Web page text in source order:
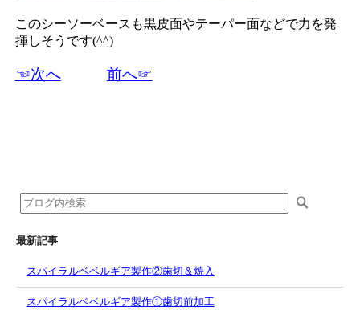
このシーソーベースも黒皮面やテーパー面などで力を発
揮しそうです(^^)
☜次へ 前へ☞
最新記事
スパイラルベベルギア製作②歯切＆焼入
スパイラルベベルギア製作①歯切前加工